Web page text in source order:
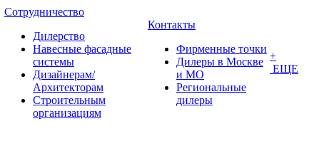
Сотрудничество
Дилерство
Навесные фасадные
системы
Дизайнерам/
Архитекторам
Строительным
организациям
Контакты
Фирменные точки
Дилеры в Москве
и МО
Региональные
дилеры
+
ЕЩЕ